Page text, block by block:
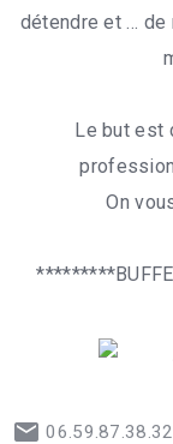
détendre et …
Le but est
On
06.59.87.38.32